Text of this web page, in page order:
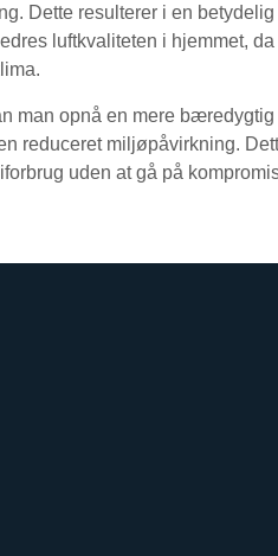
Dette resulterer i en
luftkvaliteten i hjemmet,
man opnå en mere
reduceret miljøpåvirkning.
uden at gå på